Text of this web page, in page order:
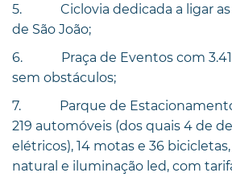
5. Ciclovia dedicada a ligar as
de São João;
6. Praça de Eventos com
sem obstáculos;
7. Parque de Estacionamento
219 automóveis (dos quais 4 de
elétricos), 14 motas e 36
natural e iluminação led, com